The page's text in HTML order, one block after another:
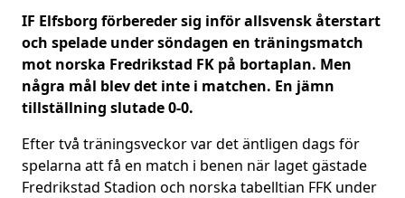
IF Elfsborg förbereder sig inför allsvensk återstart
och spelade under söndagen en träningsmatch
mot norska Fredrikstad FK på bortaplan. Men
några mål blev det inte i matchen. En jämn
tillställning slutade 0-0.
Efter två träningsveckor var det äntligen dags för
spelarna att få en match i benen när laget gästade
Fredrikstad Stadion och norska tabelltian FFK under